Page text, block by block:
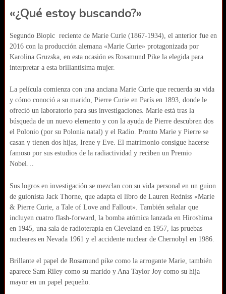
«¿Qué estoy buscando?»
Segundo Biopic reciente de Marie Curie (1867-1934), el anterior fue en
2016 con la producción alemana «Marie Curie» protagonizada por
Karolina Gruzska, en esta ocasión es Rosamund Pike la elegida para
interpretar a esta brillantísima mujer.
La película comienza con una anciana Marie Curie que recuerda su vida
y cómo conoció a su marido, Pierre Curie en París en 1893, donde le
ofreció un laboratorio para sus investigaciones. Marie está tras la
búsqueda de un nuevo elemento y con la ayuda de Pierre descubren dos
el Polonio (por su Polonia natal) y el Radio. Pronto Marie y Pierre se
casan y tienen dos hijas, Irene y Eve. El matrimonio consigue hacerse
famoso por sus estudios de la radiactividad y reciben un Premio
Nobel…
Sus logros en investigación se mezclan con su vida personal en un guion
de guionista Jack Thorne, que adapta el libro de Lauren Redniss «Marie
& Pierre Curie, a Tale of Love and Fallout». También señalar que
incluyen cuatro flash-forward, la bomba atómica lanzada en Hiroshima
en 1945, una sala de radioterapia en Cleveland en 1957, las pruebas
nucleares en Nevada 1961 y el accidente nuclear de Chernobyl en 1986.
Brillante el papel de Rosamund pike como la arrogante Marie, también
aparece Sam Riley como su marido y Ana Taylor Joy como su hija
mayor en un papel pequeño.